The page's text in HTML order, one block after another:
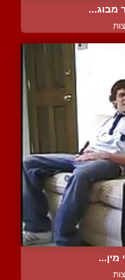
מבוג...
מין...